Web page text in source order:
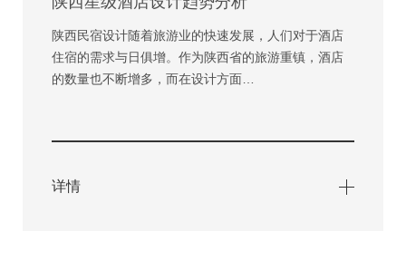
陕西民宿设计随着旅游业的快速发展，人们对于酒店
住宿的需求与日俱增。作为陕西省的旅游重镇，酒店
的数量也不断增多，而在设计方面…
详情